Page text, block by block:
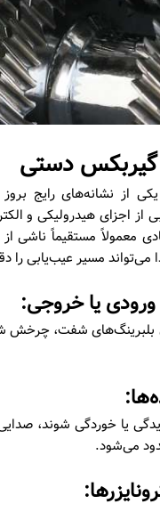
دستی
از نشانه‌های رایج
از اجزای هیدرولیکی و
معمولاً مستقیماً
مسیر عیب‌یابی را
یا خروجی:
شفت، چرخش
یا خوردگی شوند،
می‌شود.